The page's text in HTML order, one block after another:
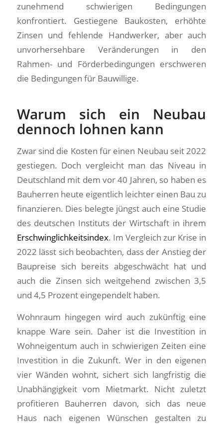
zunehmend schwierigen Bedingungen
konfrontiert. Gestiegene Baukosten, erhöhte
Zinsen und fehlende Handwerker, aber auch
unvorhersehbare Veränderungen in den
Rahmen- und Förderbedingungen erschweren
die Bedingungen für Bauwillige.
Warum sich ein Neubau
dennoch lohnen kann
Zwar sind die Kosten für einen Neubau seit 2022
gestiegen. Doch vergleicht man das Niveau in
Deutschland mit dem vor 40 Jahren, so haben es
Bauherren heute eigentlich leichter einen Bau zu
finanzieren. Dies belegte jüngst auch eine Studie
des deutschen Instituts der Wirtschaft in ihrem
Erschwinglichkeitsindex. Im Vergleich zur Krise in
2022 lässt sich beobachten, dass der Anstieg der
Baupreise sich bereits abgeschwächt hat und
auch die Zinsen sich weitgehend zwischen 3,5
und 4,5 Prozent eingependelt haben.
Wohnraum hingegen wird auch zukünftig eine
knappe Ware sein. Daher ist die Investition in
Wohneigentum auch in schwierigen Zeiten eine
Investition in die Zukunft. Wer in den eigenen
vier Wänden wohnt, sichert sich langfristig die
Unabhängigkeit vom Mietmarkt. Nicht zuletzt
profitieren Bauherren davon, sich das neue
Haus nach eigenen Wünschen gestalten zu